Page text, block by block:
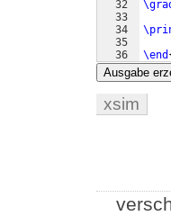
32
33
34
35
36
\end
Ausgabe
xsim